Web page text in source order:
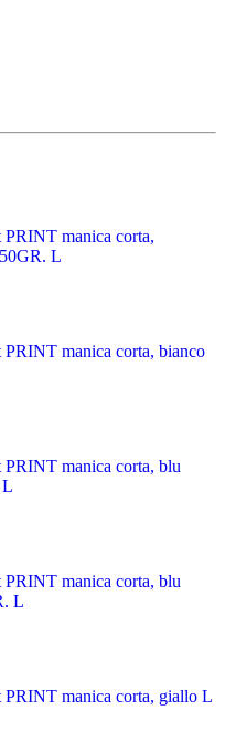
manica corta,
L
manica corta, bianco
manica corta, blu
manica corta, blu
L
manica corta, giallo L